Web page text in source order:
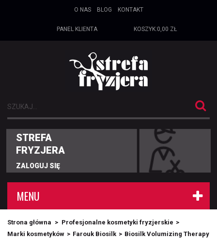
O NAS BLOG KONTAKT
KOSZYK:0,00 ZŁ
PANEL KLIENTA
STREFA
FRYZJERA
ZALOGUJ SIĘ
MENU
Strona główna > Profesjonalne kosmetyki fryzjerskie >
Marki kosmetyków > Farouk Biosilk > Biosilk Volumizing Therapy